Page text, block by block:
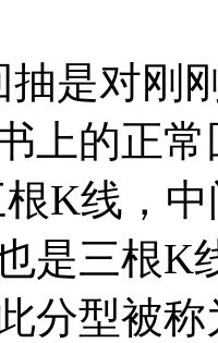
对刚刚
上的正
K线，
是三根K
分型被